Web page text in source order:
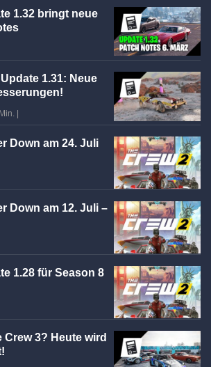
1.32 bringt neue
1.31: Neue
Down am 24. Juli
Down am 12. Juli –
1.28 für Season 8
Crew 3? Heute wird